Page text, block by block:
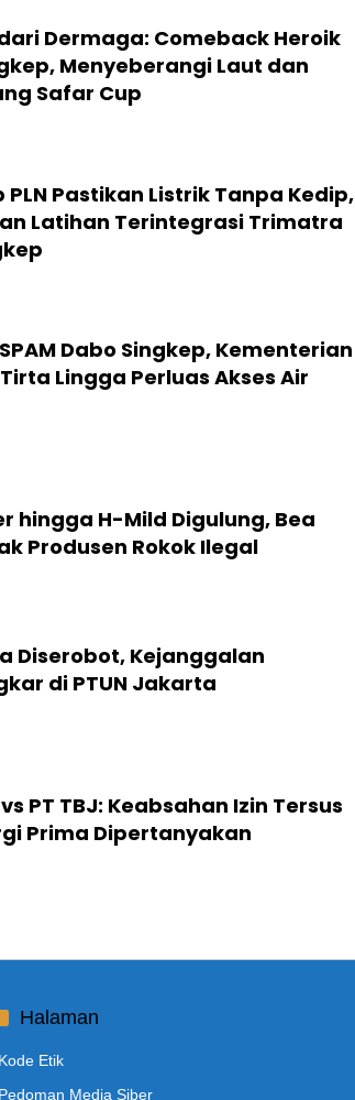
Dermaga: Comeback Heroik
Menyeberangi Laut dan
Safar Cup
PLN Pastikan Listrik Tanpa Kedip,
Latihan Terintegrasi Trimatra
Dabo Singkep, Kementerian
Lingga Perluas Akses Air
hingga H-Mild Digulung, Bea
Produsen Rokok Ilegal
Diserobot, Kejanggalan
di PTUN Jakarta
PT TBJ: Keabsahan Izin Tersus
Prima Dipertanyakan
Halaman
Kode Etik
Pedoman Media Siber